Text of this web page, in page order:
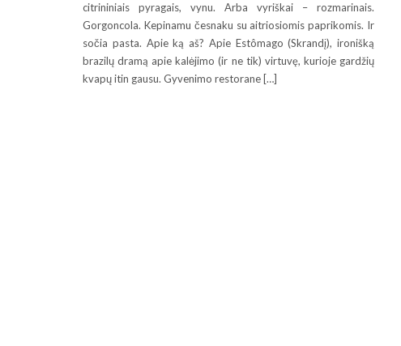
citrininiais pyragais, vynu. Arba vyriškai – rozmarinais.
Gorgoncola. Kepinamu česnaku su aitriosiomis paprikomis. Ir
sočia pasta. Apie ką aš? Apie Estômago (Skrandį), ironišką
brazilų dramą apie kalėjimo (ir ne tik) virtuvę, kurioje gardžių
kvapų itin gausu. Gyvenimo restorane […]